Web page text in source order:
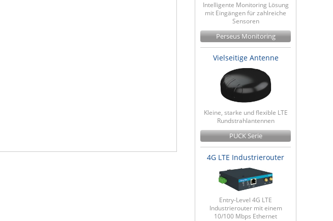
Intelligente Monitoring Lösung
mit Eingängen für zahlreiche
Sensoren
Perseus Monitoring
Vielseitige Antenne
Kleine, starke und flexible LTE
Rundstrahlantennen
PUCK Serie
4G LTE Industrierouter
Entry-Level 4G LTE
Industrierouter mit einem
10/100 Mbps Ethernet